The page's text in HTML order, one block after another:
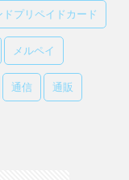
ドプリペイドカード
メルペイ
通信 通販